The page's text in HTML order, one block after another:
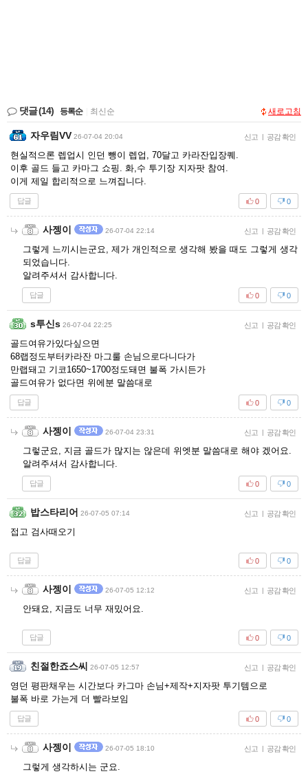
댓글(14) 등록순 최신순 새로고침
자우림VV 26-07-04 20:04 신고 | 공감 확인
현실적으론 렙업시 인던 뺑이 렙업, 70달고 카라잔입장퀘.
이후 골드 들고 카마그 쇼핑. 화,수 투기장 지자팟 참여.
이게 제일 합리적으로 느껴집니다.
답글 0
0
사젱이 26-07-04 22:14 신고 | 공감 확인
그렇게 느끼시는군요, 제가 개인적으로 생각해 봤을 때도 그렇게 생각
되었습니다.
알려주셔서 감사합니다.
답글 0
0
s투신s 26-07-04 22:25 신고 | 공감 확인
골드여유가있다싶으면
68랩정도부터카라잔 마그룰 손님으로다니다가
만랩돼고 기코1650~1700정도돼면 불폭 가시든가
골드여유가 없다면 위에분 말씀대로
답글 0
0
사젱이 26-07-04 23:31 신고 | 공감 확인
그렇군요, 지금 골드가 많지는 않은데 위엣분 말씀대로 해야 겠어요.
알려주셔서 감사합니다.
답글 0
0
밥스타리어 26-07-05 07:14 신고 | 공감 확인
접고 검사때오기
답글 0
0
사젱이 26-07-05 12:12 신고 | 공감 확인
안돼요, 지금도 너무 재밌어요.
답글 0
0
친절한죠스씨 26-07-05 12:57 신고 | 공감 확인
영던 평판채우는 시간보다 카그마 손님+제작+지자팟 투기템으로
불폭 바로 가는게 더 빨라보임
답글 0
0
사젱이 26-07-05 18:10 신고 | 공감 확인
그렇게 생각하시는 군요.